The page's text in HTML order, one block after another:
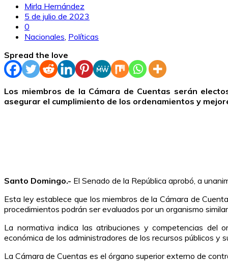
Mirla Hernández
5 de julio de 2023
0
Nacionales Políticas
Spread the love
Los miembros de la Cámara de Cuentas serán
asegurar el cumplimiento de los ordenamientos y
Santo Domingo.- El Senado de la República aprobó, a
Esta ley establece que los miembros de la Cámara de
procedimientos podrán ser evaluados por un organismo
La normativa indica las atribuciones y competencias del
económica de los administradores de los recursos públicos y
La Cámara de Cuentas es el órgano superior externo de